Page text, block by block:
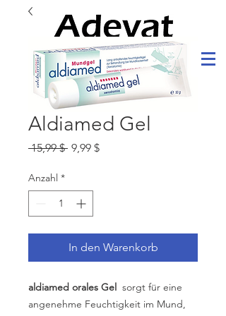
Aldiamed Gel
15,99 $ Standardpreis
9,99 $Sale-
Anzahl *
In den Warenkorb
aldiamed orales Gel sorgt für eine
angenehme Feuchtigkeit im Mund,